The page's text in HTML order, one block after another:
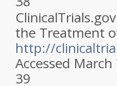
the Treatment
http://
Accessed
39